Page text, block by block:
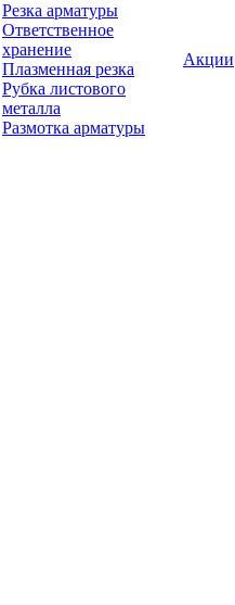
Резка арматуры
Ответственное
хранение
Плазменная резка
Рубка листового
металла
Размотка арматуры
Акции